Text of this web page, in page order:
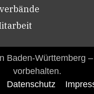
Baden-Württemberg
vorbehalten.
Datenschutz